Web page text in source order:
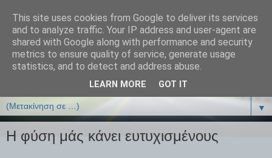
ΒΙΟΛΟΓΙΑonline.gr
Online Μαθήματα Βιολογίας
▼
Η φύση μάς κάνει ευτυχισμένους
This site uses cookies from Google to deliver its services
and to analyze traffic. Your IP address and user-agent are
shared with Google along with performance and security
metrics to ensure quality of service, generate usage
statistics, and to detect and address abuse.
LEARN MORE GOT IT